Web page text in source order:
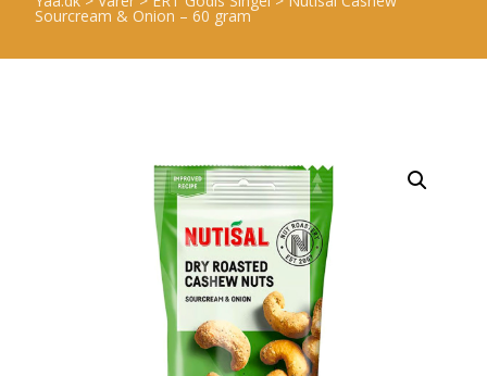
Sourcream & Onion – 60 gram